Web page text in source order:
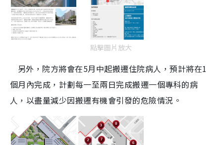
點擊圖片放大
另外，院方將會在5月中起搬遷住院病人，預計將在1
個月內完成，計劃每一至兩日完成搬遷一個專科的病
人，以盡量減少因搬遷有機會引發的危險情況。